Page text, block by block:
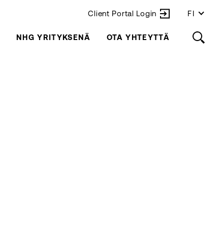
Client Portal Login FI
NHG YRITYKSENÄ OTA YHTEYTTÄ